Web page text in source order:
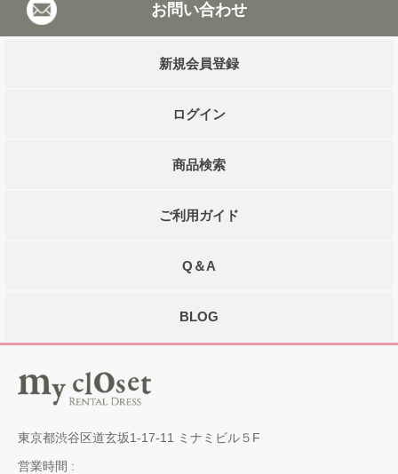
お問い合わせ
新規会員登録
ログイン
商品検索
ご利用ガイド
Q＆A
BLOG
東京都渋谷区道玄坂1-17-11 ミナミビル５F
営業時間 :